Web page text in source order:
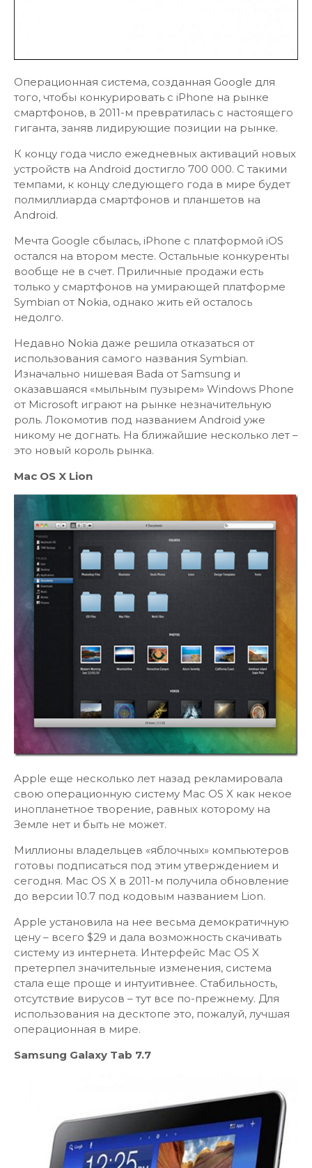
Операционная система, созданная Google для
того, чтобы конкурировать с iPhone на рынке
смартфонов, в 2011-м превратилась с настоящего
гиганта, заняв лидирующие позиции на рынке.
К концу года число ежедневных активаций новых
устройств на Android достигло 700 000. С такими
темпами, к концу следующего года в мире будет
полмиллиарда смартфонов и планшетов на
Android.
Мечта Google сбылась, iPhone с платформой iOS
остался на втором месте. Остальные конкуренты
вообще не в счет. Приличные продажи есть
только у смартфонов на умирающей платформе
Symbian от Nokia, однако жить ей осталось
недолго.
Недавно Nokia даже решила отказаться от
использования самого названия Symbian.
Изначально нишевая Bada от Samsung и
оказавшаяся «мыльным пузырем» Windows Phone
от Microsoft играют на рынке незначительную
роль. Локомотив под названием Android уже
никому не догнать. На ближайшие несколько лет –
это новый король рынка.
Mac OS X Lion
Apple еще несколько лет назад рекламировала
свою операционную систему Mac OS X как некое
инопланетное творение, равных которому на
Земле нет и быть не может.
Миллионы владельцев «яблочных» компьютеров
готовы подписаться под этим утверждением и
сегодня. Mac OS X в 2011-м получила обновление
до версии 10.7 под кодовым названием Lion.
Apple установила на нее весьма демократичную
цену – всего $29 и дала возможность скачивать
систему из интернета. Интерфейс Mac OS X
претерпел значительные изменения, система
стала еще проще и интуитивнее. Стабильность,
отсутствие вирусов – тут все по-прежнему. Для
использования на десктопе это, пожалуй, лучшая
операционная в мире.
Samsung Galaxy Tab 7.7